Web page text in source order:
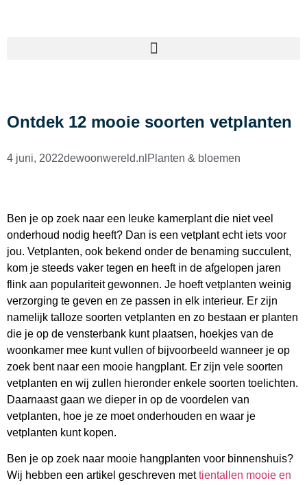
Ontdek 12 mooie soorten vetplanten
4 juni, 2022dewoonwereld.nl Planten & bloemen
Ben je op zoek naar een leuke kamerplant die niet veel
onderhoud nodig heeft? Dan is een vetplant echt iets voor
jou. Vetplanten, ook bekend onder de benaming succulent,
kom je steeds vaker tegen en heeft in de afgelopen jaren
flink aan populariteit gewonnen. Je hoeft vetplanten weinig
verzorging te geven en ze passen in elk interieur. Er zijn
namelijk talloze soorten vetplanten en zo bestaan er planten
die je op de vensterbank kunt plaatsen, hoekjes van de
woonkamer mee kunt vullen of bijvoorbeeld wanneer je op
zoek bent naar een mooie hangplant. Er zijn vele soorten
vetplanten en wij zullen hieronder enkele soorten toelichten.
Daarnaast gaan we dieper in op de voordelen van
vetplanten, hoe je ze moet onderhouden en waar je
vetplanten kunt kopen.
Ben je op zoek naar mooie hangplanten voor binnenshuis?
Wij hebben een artikel geschreven mettientallen mooie en